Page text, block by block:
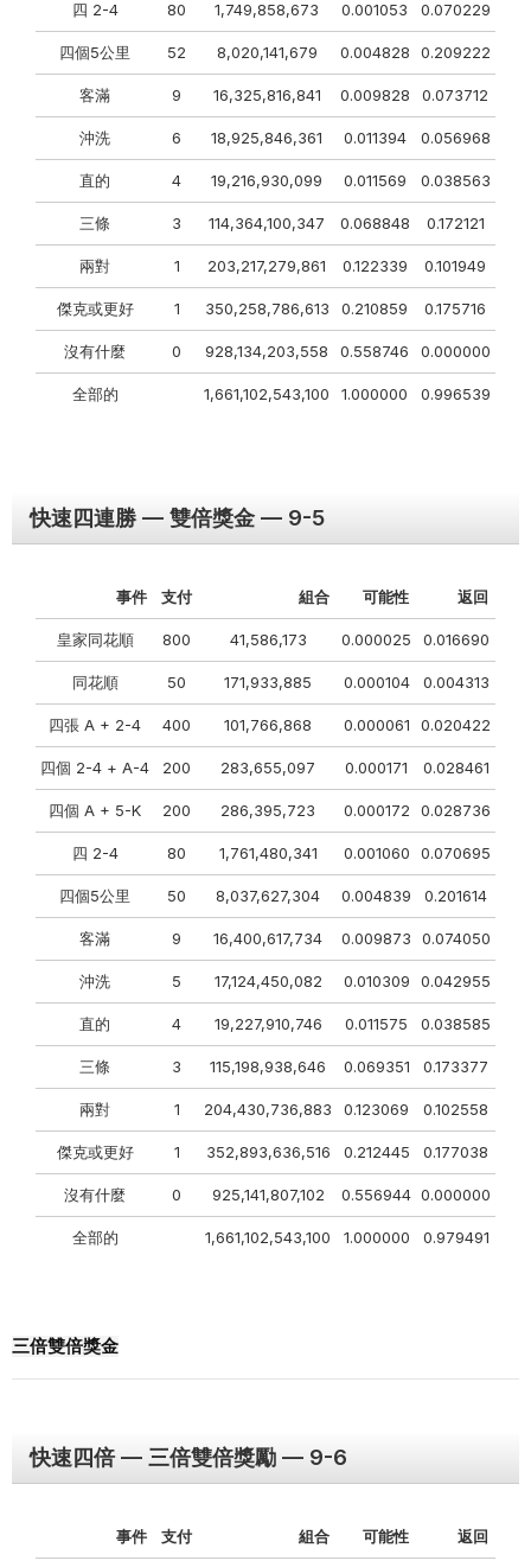
四 2-4 80 1,749,858,673 0.001053 0.070229
四個5公里 52 8,020,141,679 0.004828 0.209222
客滿 9 16,325,816,841 0.009828 0.073712
沖洗 6 18,925,846,361 0.011394 0.056968
直的 4 19,216,930,099 0.011569 0.038563
三條 3 114,364,100,347 0.068848 0.172121
兩對 1 203,217,279,861 0.122339 0.101949
傑克或更好 1 350,258,786,613 0.210859 0.175716
沒有什麼 0 928,134,203,558 0.558746 0.000000
全部的 1,661,102,543,100 1.000000 0.996539
快速四連勝 — 雙倍獎金 — 9-5
事件 支付 組合 可能性 返回
皇家同花順 800 41,586,173 0.000025 0.016690
同花順 50 171,933,885 0.000104 0.004313
四張 A + 2-4 400 101,766,868 0.000061 0.020422
四個 2-4 + A-4 200 283,655,097 0.000171 0.028461
四個 A + 5-K 200 286,395,723 0.000172 0.028736
四 2-4 80 1,761,480,341 0.001060 0.070695
四個5公里 50 8,037,627,304 0.004839 0.201614
客滿 9 16,400,617,734 0.009873 0.074050
沖洗 5 17,124,450,082 0.010309 0.042955
直的 4 19,227,910,746 0.011575 0.038585
三條 3 115,198,938,646 0.069351 0.173377
兩對 1 204,430,736,883 0.123069 0.102558
傑克或更好 1 352,893,636,516 0.212445 0.177038
沒有什麼 0 925,141,807,102 0.556944 0.000000
全部的 1,661,102,543,100 1.000000 0.979491
三倍雙倍獎金
快速四倍 — 三倍雙倍獎勵 — 9-6
事件 支付 組合 可能性 返回